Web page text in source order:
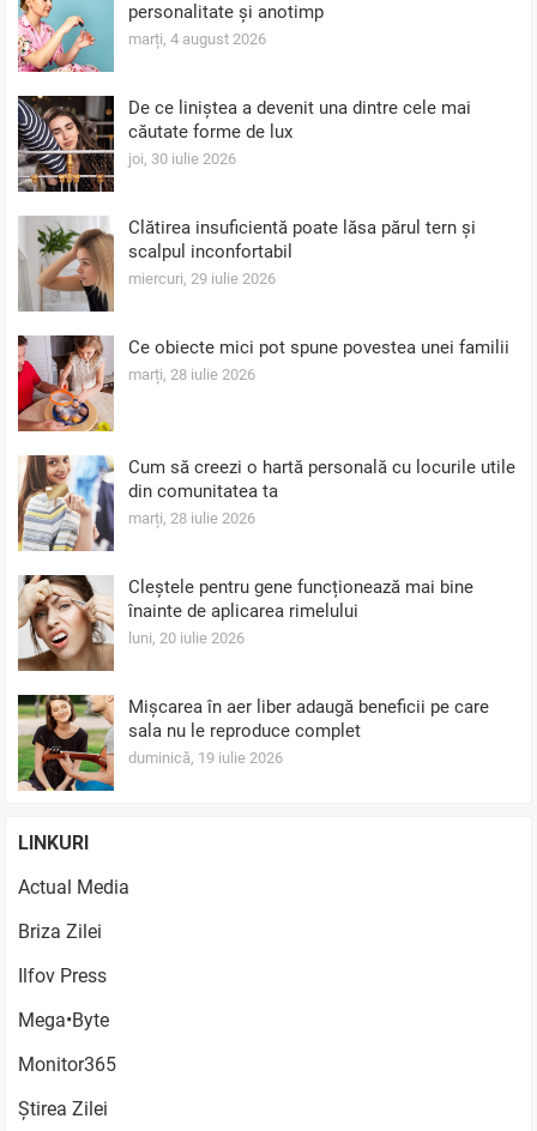
personalitate și anotimp
marți, 4 august 2026
De ce liniștea a devenit una dintre cele mai
căutate forme de lux
joi, 30 iulie 2026
Clătirea insuficientă poate lăsa părul tern și
scalpul inconfortabil
miercuri, 29 iulie 2026
Ce obiecte mici pot spune povestea unei familii
marți, 28 iulie 2026
Cum să creezi o hartă personală cu locurile utile
din comunitatea ta
marți, 28 iulie 2026
Cleștele pentru gene funcționează mai bine
înainte de aplicarea rimelului
luni, 20 iulie 2026
Mișcarea în aer liber adaugă beneficii pe care
sala nu le reproduce complet
duminică, 19 iulie 2026
LINKURI
Actual Media
Briza Zilei
Ilfov Press
Mega•Byte
Monitor365
Știrea Zilei